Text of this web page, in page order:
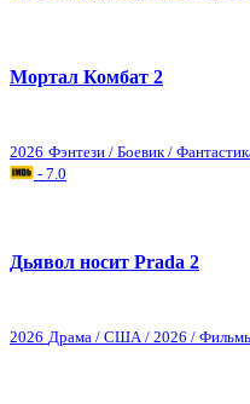
Мортал Комбат 2
2026 Фэнтези / Боевик /
- 7.0
Дьявол носит Prada 2
2026 Драма / США / 2026 /